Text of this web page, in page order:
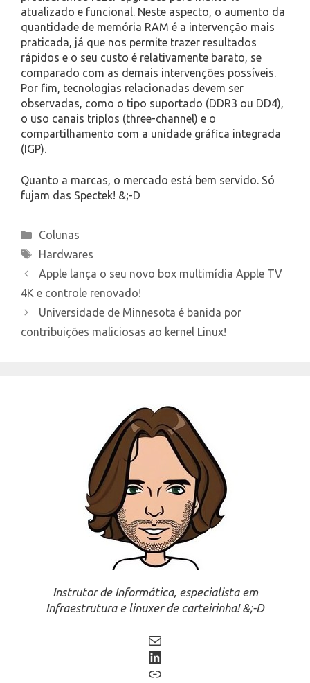
atualizado e funcional. Neste aspecto, o aumento da
quantidade de memória RAM é a intervenção mais
praticada, já que nos permite trazer resultados
rápidos e o seu custo é relativamente barato, se
comparado com as demais intervenções possíveis.
Por fim, tecnologias relacionadas devem ser
observadas, como o tipo suportado (DDR3 ou DD4),
o uso canais triplos (three-channel) e o
compartilhamento com a unidade gráfica integrada
(IGP).
Quanto a marcas, o mercado está bem servido. Só
fujam das Spectek! &;-D
Categories
Colunas
Tags
Hardwares
Apple lança o seu novo box multimídia Apple TV
4K e controle renovado!
Universidade de Minnesota é banida por
contribuições maliciosas ao kernel Linux!
Instrutor de Informática, especialista em
Infraestrutura e linuxer de carteirinha! &;-D
Mail
LinkedIn
Link